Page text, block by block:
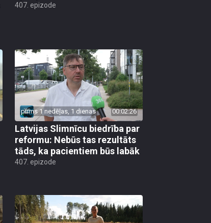
407. epizode
pirms 1 nedēļas, 1 dienas 00:02:26
Latvijas Slimnīcu biedrība par
reformu: Nebūs tas rezultāts
tāds, ka pacientiem būs labāk
407. epizode